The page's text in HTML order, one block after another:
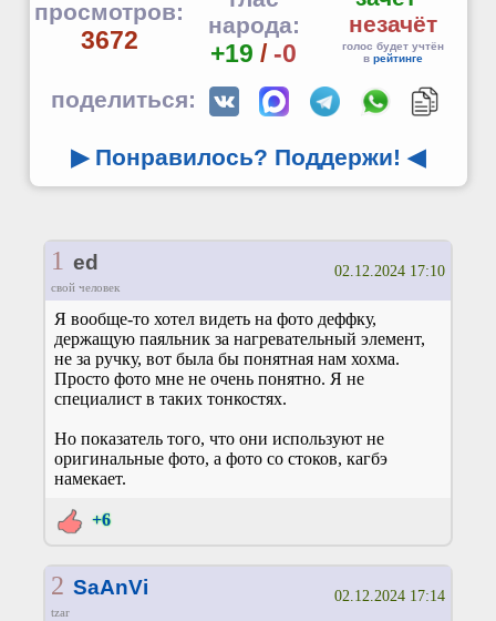
просмотров:
3672
народа:
+19 / -0
незачёт
голос будет учтён
в рейтинге
поделиться:
▶ Понравилось? Поддержи! ◀
1 ed
свой человек
02.12.2024 17:10
Я вообще-то хотел видеть на фото деффку,
держащую паяльник за нагревательный элемент,
не за ручку, вот была бы понятная нам хохма.
Просто фото мне не очень понятно. Я не
специалист в таких тонкостях.
Но показатель того, что они используют не
оригинальные фото, а фото со стоков, кагбэ
намекает.
+6
2 SaAnVi
tzar
02.12.2024 17:14